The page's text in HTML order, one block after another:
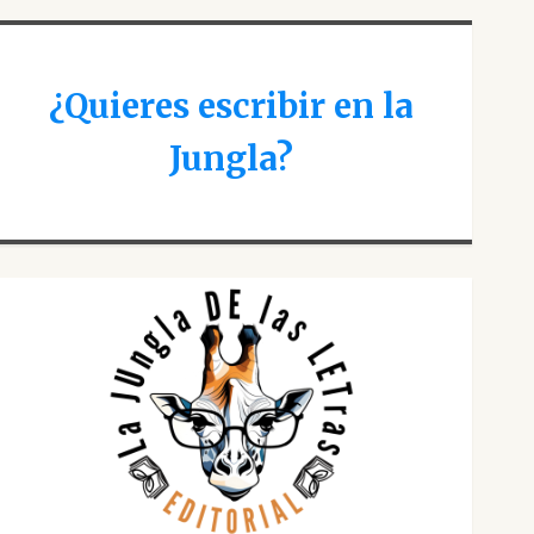
¿Quieres escribir en la
Jungla?